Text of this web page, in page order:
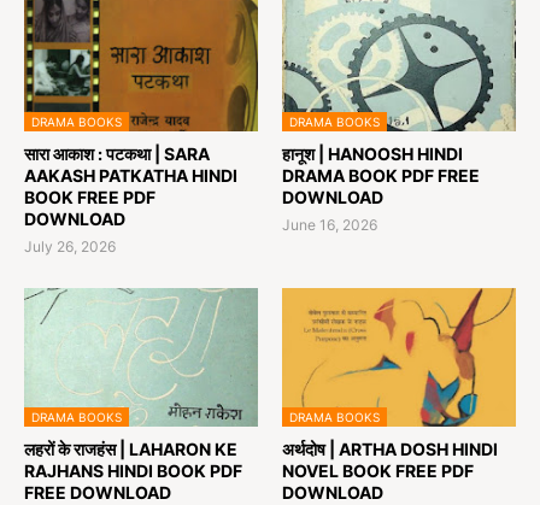
DRAMA BOOKS
सारा आकाश : पटकथा | SARA
AAKASH PATKATHA HINDI
BOOK FREE PDF
DOWNLOAD
July 26, 2026
DRAMA BOOKS
हानूश | HANOOSH HINDI
DRAMA BOOK PDF FREE
DOWNLOAD
June 16, 2026
DRAMA BOOKS
लहरों के राजहंस | LAHARON KE
RAJHANS HINDI BOOK PDF
FREE DOWNLOAD
DRAMA BOOKS
अर्थदोष | ARTHA DOSH HINDI
NOVEL BOOK FREE PDF
DOWNLOAD